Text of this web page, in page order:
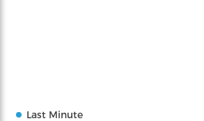
Last Minute